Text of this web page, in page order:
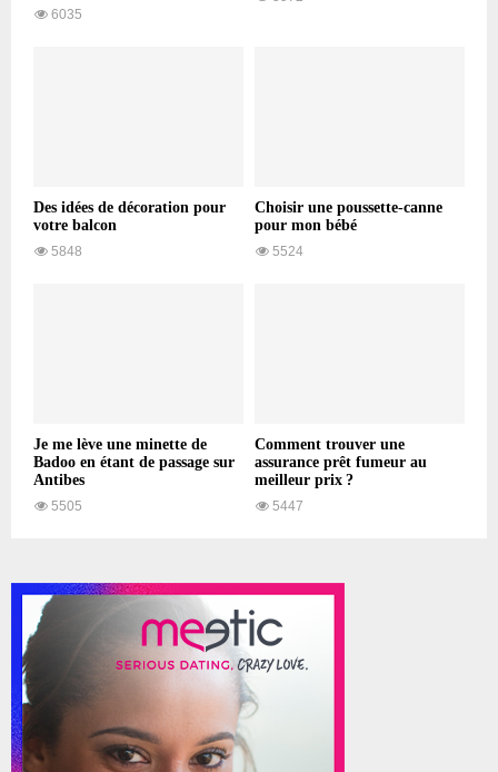
6035
Des idées de décoration pour
votre balcon
5848
Choisir une poussette-canne
pour mon bébé
5524
Je me lève une minette de
Badoo en étant de passage sur
Antibes
5505
Comment trouver une
assurance prêt fumeur au
meilleur prix ?
5447